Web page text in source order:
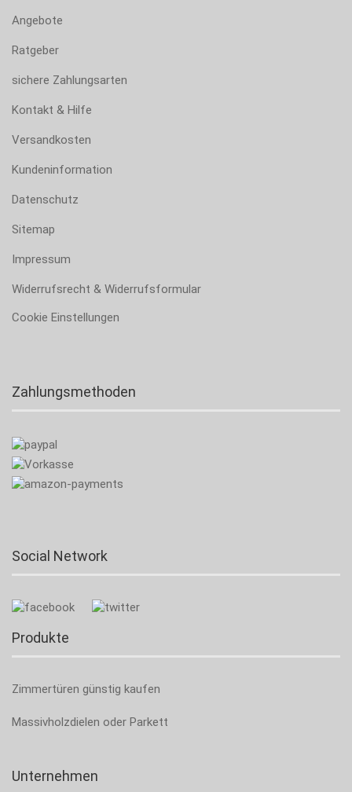
Angebote
Ratgeber
sichere Zahlungsarten
Kontakt & Hilfe
Versandkosten
Kundeninformation
Datenschutz
Sitemap
Impressum
Widerrufsrecht & Widerrufsformular
Cookie Einstellungen
Zahlungsmethoden
Social Network
Produkte
Zimmertüren günstig kaufen
Massivholzdielen oder Parkett
Unternehmen